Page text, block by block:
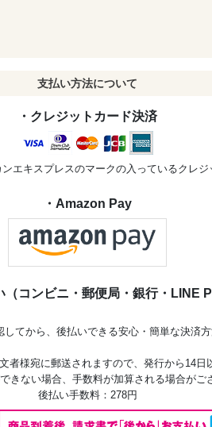
支払い方法について
・クレジットカード決済
エキスプレスのマークの入っているクレジ
・Amazon Pay
（コンビニ・郵便局・銀行・LINE
てから、後払いできる安心・簡単な決済方
者様宛に郵送されますので、発行から14日
きない場合、手数料が加算される場合がご
後払い手数料：278円